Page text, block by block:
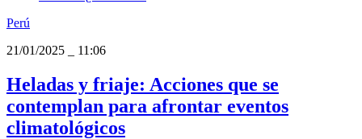
Perú
21/01/2025
11:06
Heladas y friaje: Acciones que se
contemplan para afrontar eventos
climatológicos